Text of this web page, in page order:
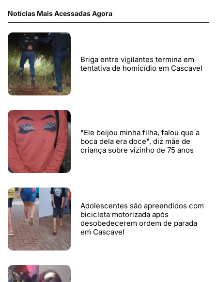
Notícias Mais Acessadas Agora
Briga entre vigilantes termina em
tentativa de homicídio em Cascavel
"Ele beijou minha filha, falou que a
boca dela era doce", diz mãe de
criança sobre vizinho de 75 anos
Adolescentes são apreendidos com
bicicleta motorizada após
desobedecerem ordem de parada
em Cascavel